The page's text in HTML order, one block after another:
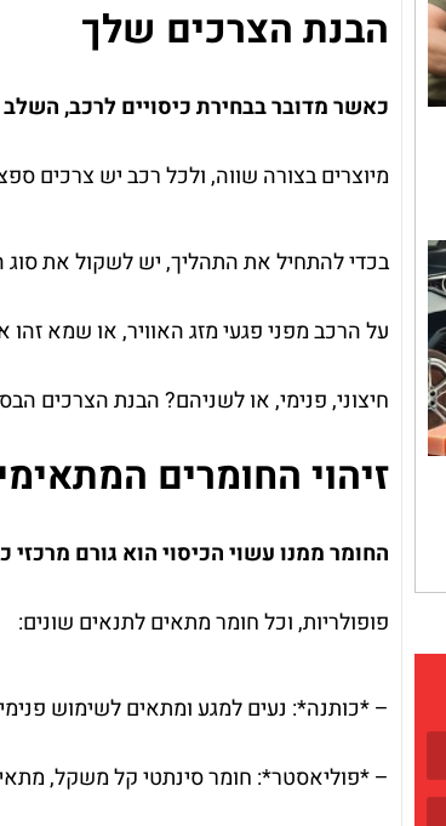
הבנת הצרכים שלך
כאשר מדובר בבחירת כיסויים לרכב,
מיוצרים בצורה שווה, ולכל רכב יש צרכים
בכדי להתחיל את התהליך, יש לשקול את
על הרכב מפני פגעי מזג האוויר, או שמא
חיצוני, פנימי, או לשניהם? הבנת הצרכים
זיהוי החומרים
החומר ממנו עשוי הכיסוי הוא גורם
פופולריות, וכל חומר מתאים לתנאים שונים:
– *כותנה*: נעים למגע ומתאים לשימוש
– *פוליאסטר*: חומר סינתטי קל משקל,